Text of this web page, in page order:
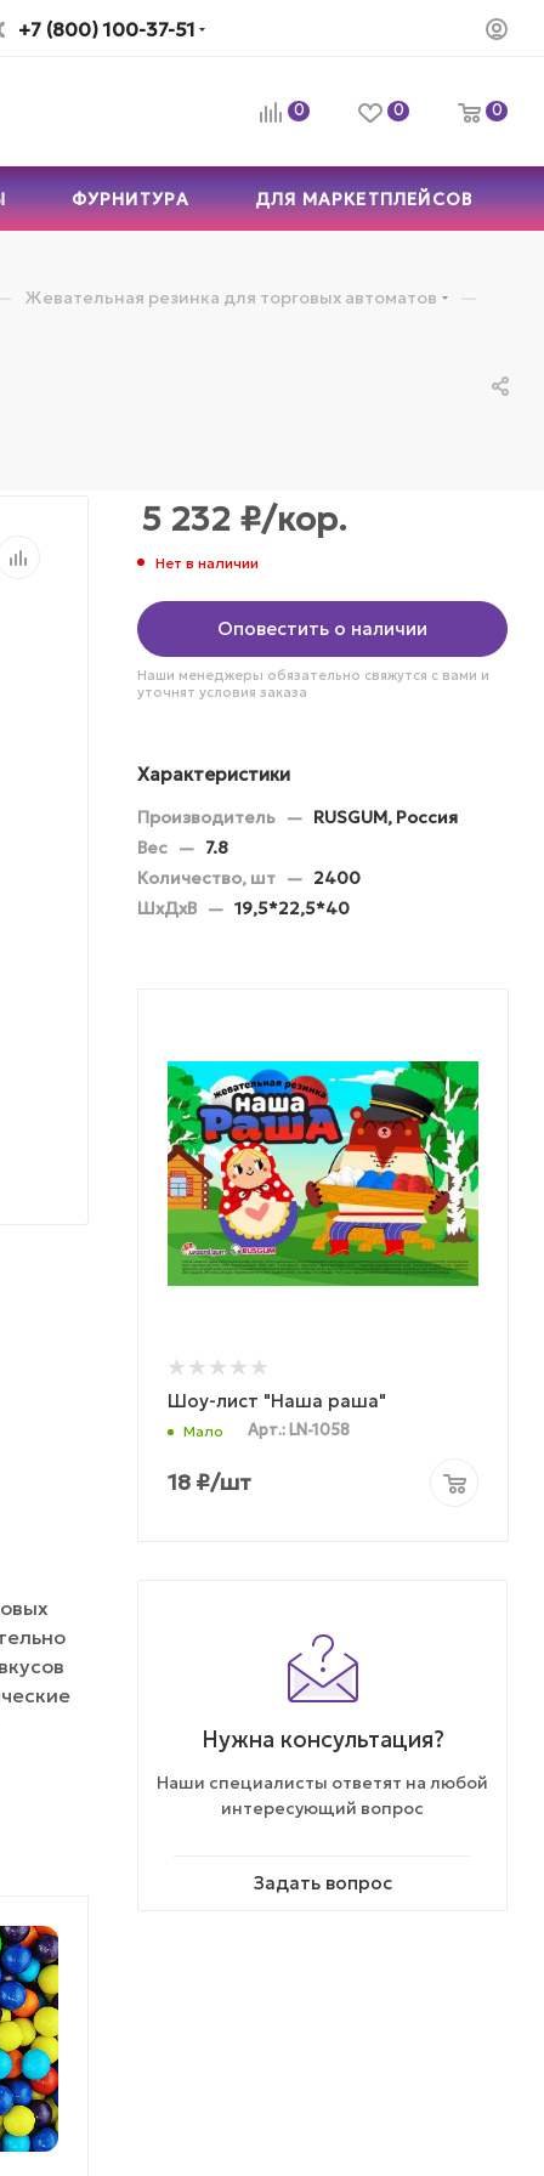
+7 (800) 100-37-51
0 0 0
ФУРНИТУРА ДЛЯ МАРКЕТПЛЕЙСОВ
Жевательная резинка для торговых автоматов —
5 232 ₽/кор.
Нет в наличии
Оповестить о наличии
Наши менеджеры обязательно свяжутся с вами и
уточнят условия заказа
Характеристики
Производитель — RUSGUM, Россия
Вес — 7.8
Количество, шт — 2400
ШхДхВ — 19,5*22,5*40
Шоу-лист "Наша раша"
Мало Арт.: LN-1058
18 ₽/шт
Нужна консультация?
Наши специалисты ответят на любой
интересующий вопрос
Задать вопрос